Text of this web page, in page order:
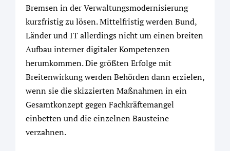
Bremsen in der Verwaltungsmodernisierung
kurzfristig zu lösen. Mittelfristig werden Bund,
Länder und IT allerdings nicht um einen breiten
Aufbau interner digitaler Kompetenzen
herumkommen. Die größten Erfolge mit
Breitenwirkung werden Behörden dann erzielen,
wenn sie die skizzierten Maßnahmen in ein
Gesamtkonzept gegen Fachkräftemangel
einbetten und die einzelnen Bausteine
verzahnen.